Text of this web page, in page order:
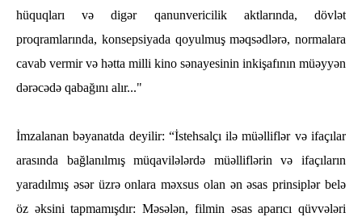
hüquqları və digər qanunvericilik aktlarında, dövlət
proqramlarında, konsepsiyada qoyulmuş məqsədlərə, normalara
cavab vermir və hətta milli kino sənayesinin inkişafının müəyyən
dərəcədə qabağını alır..."
İmzalanan bəyanatda deyilir: “İstehsalçı ilə müəlliflər və ifaçılar
arasında bağlanılmış müqavilələrdə müəlliflərin və ifaçıların
yaradılmış əsər üzrə onlara məxsus olan ən əsas prinsiplər belə
öz əksini tapmamışdır: Məsələn, filmin əsas aparıcı qüvvələri